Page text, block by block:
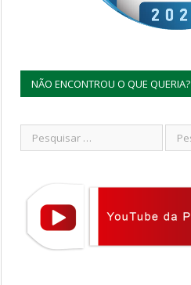
NÃO ENCONTROU O QUE QUERIA?